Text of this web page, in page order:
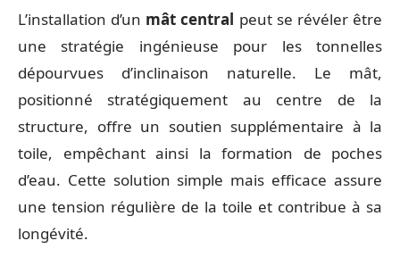
L’installation d’un mât central peut se révéler être
une stratégie ingénieuse pour les tonnelles
dépourvues d’inclinaison naturelle. Le mât,
positionné stratégiquement au centre de la
structure, offre un soutien supplémentaire à la
toile, empêchant ainsi la formation de poches
d’eau. Cette solution simple mais efficace assure
une tension régulière de la toile et contribue à sa
longévité.